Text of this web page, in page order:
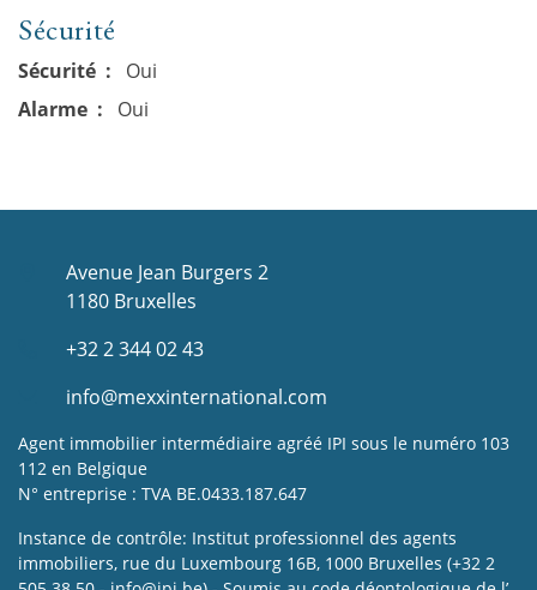
Sécurité
Sécurité
Oui
Alarme
Oui
Avenue Jean Burgers 2
1180 Bruxelles
+32 2 344 02 43
info@mexxinternational.com
Agent immobilier intermédiaire agréé IPI sous le numéro 103
112 en Belgique
N° entreprise : TVA BE.0433.187.647
Instance de contrôle: Institut professionnel des agents
immobiliers, rue du Luxembourg 16B, 1000 Bruxelles (+32 2